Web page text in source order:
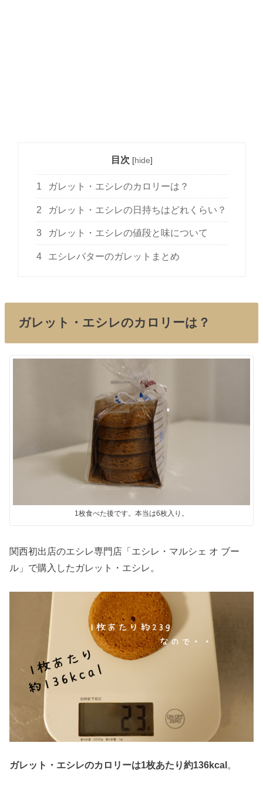
目次 [hide]
1 ガレット・エシレのカロリーは？
2 ガレット・エシレの日持ちはどれくらい？
3 ガレット・エシレの値段と味について
4 エシレバターのガレットまとめ
ガレット・エシレのカロリーは？
1枚食べた後です。本当は6枚入り。
関西初出店のエシレ専門店「エシレ・マルシェ オ ブー
ル」で購入したガレット・エシレ。
ガレット・エシレのカロリーは1枚あたり約136kcal 。